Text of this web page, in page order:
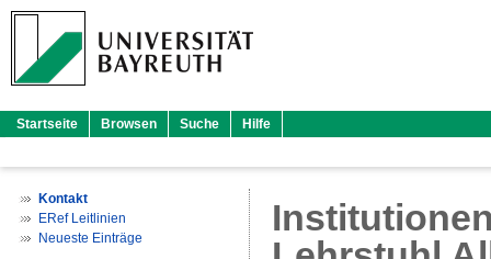
Startseite Browsen Suche Hilfe
Kontakt
ERef Leitlinien
Neueste Einträge